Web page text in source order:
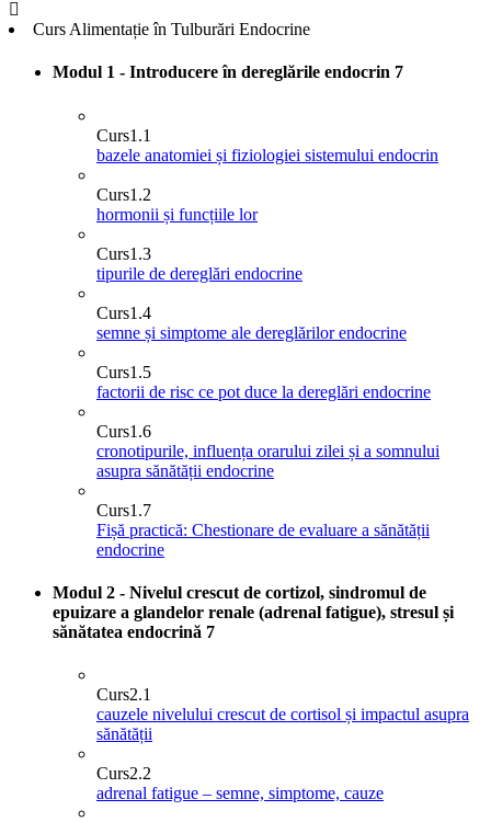
Curs Alimentație în Tulburări Endocrine
Modul 1 - Introducere în dereglările endocrin 7
Curs1.1
bazele anatomiei și fiziologiei sistemului endocrin
Curs1.2
hormonii și funcțiile lor
Curs1.3
tipurile de dereglări endocrine
Curs1.4
semne și simptome ale dereglărilor endocrine
Curs1.5
factorii de risc ce pot duce la dereglări endocrine
Curs1.6
cronotipurile, influența orarului zilei și a somnului
asupra sănătății endocrine
Curs1.7
Fișă practică: Chestionare de evaluare a sănătății
endocrine
Modul 2 - Nivelul crescut de cortizol, sindromul de
epuizare a glandelor renale (adrenal fatigue), stresul și
sănătatea endocrină 7
Curs2.1
cauzele nivelului crescut de cortisol și impactul asupra
sănătății
Curs2.2
adrenal fatigue – semne, simptome, cauze